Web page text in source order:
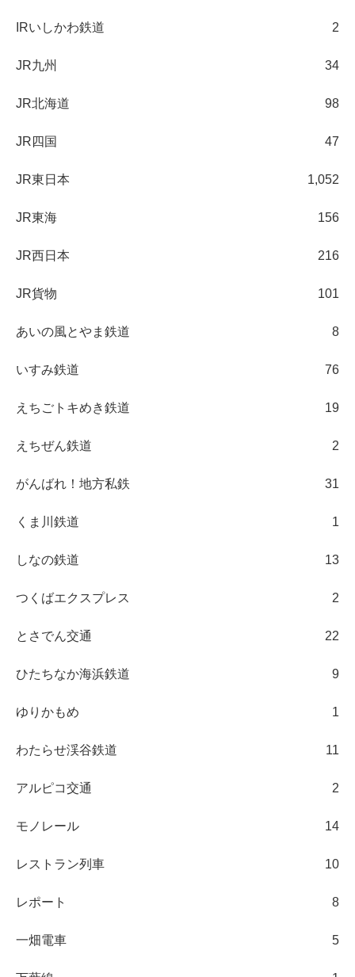
IRいしかわ鉄道 2
JR九州 34
JR北海道 98
JR四国 47
JR東日本 1,052
JR東海 156
JR西日本 216
JR貨物 101
あいの風とやま鉄道 8
いすみ鉄道 76
えちごトキめき鉄道 19
えちぜん鉄道 2
がんばれ！地方私鉄 31
くま川鉄道 1
しなの鉄道 13
つくばエクスプレス 2
とさでん交通 22
ひたちなか海浜鉄道 9
ゆりかもめ 1
わたらせ渓谷鉄道 11
アルピコ交通 2
モノレール 14
レストラン列車 10
レポート 8
一畑電車 5